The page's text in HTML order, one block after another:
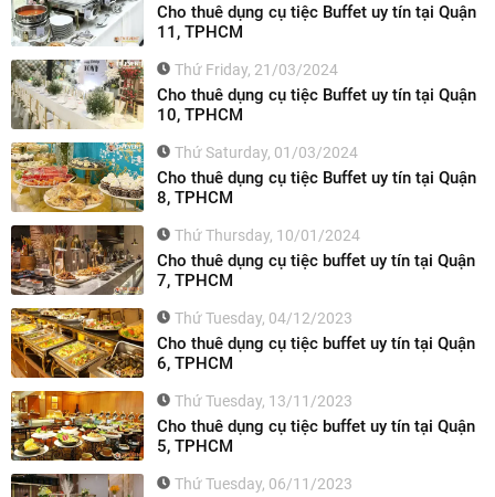
Cho thuê dụng cụ tiệc Buffet uy tín tại Quận
11, TPHCM
Thứ Friday, 21/03/2024
Cho thuê dụng cụ tiệc Buffet uy tín tại Quận
10, TPHCM
Thứ Saturday, 01/03/2024
Cho thuê dụng cụ tiệc Buffet uy tín tại Quận
8, TPHCM
Thứ Thursday, 10/01/2024
Cho thuê dụng cụ tiệc buffet uy tín tại Quận
7, TPHCM
Thứ Tuesday, 04/12/2023
Cho thuê dụng cụ tiệc buffet uy tín tại Quận
6, TPHCM
Thứ Tuesday, 13/11/2023
Cho thuê dụng cụ tiệc buffet uy tín tại Quận
5, TPHCM
Thứ Tuesday, 06/11/2023